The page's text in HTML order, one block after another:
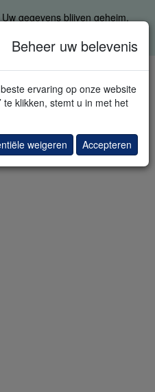
Beheer uw belevenis
ervaring op onze website
te klikken, stemt u in met het
weigeren Accepteren
gegevens blijven geheim.